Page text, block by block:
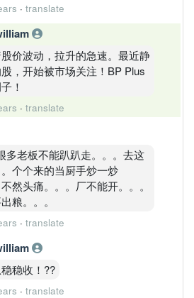
· translate
价波动，拉升的急速。最近静
，开始被市场关注！BP Plus
！
· translate
多老板不能趴趴走。。。去这
个个来的当厨手炒一炒
然头痛。。。厂不能开。。。
粮。。。
· translate
稳收！??
· translate